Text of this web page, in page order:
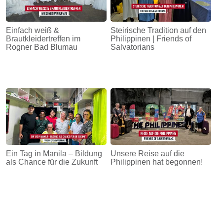
Einfach weiß &
Brautkleidertreffen im
Rogner Bad Blumau
Steirische Tradition auf den
Philippinen | Friends of
Salvatorians
Ein Tag in Manila – Bildung
als Chance für die Zukunft
Unsere Reise auf die
Philippinen hat begonnen!